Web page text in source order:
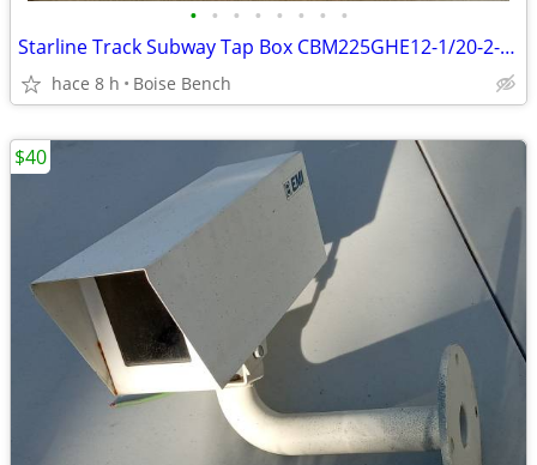
• • • • • • • •
Starline Track Subway Tap Box CBM225GHE12-1/20-2-240-4 3 Available
hace 8 h Boise Bench
$40